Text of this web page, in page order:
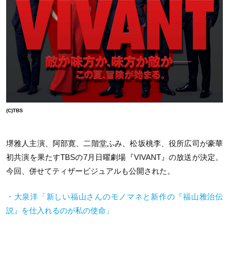
(C)TBS
堺雅人主演、阿部寛、二階堂ふみ、松坂桃李、役所広司が豪華
初共演を果たすTBSの7月日曜劇場『VIVANT』の放送が決定。
今回、併せてティザービジュアルも公開された。
・大泉洋「新しい福山さんのモノマネと新作の『福山雅治伝
説』を仕入れるのが私の使命」